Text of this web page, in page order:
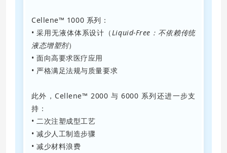
Cellene™ 1000 系列：
• 采用无液体体系设计（ Liquid-Free：不依赖传统
液态增塑剂）
• 面向高要求医疗应用
• 严格满足法规与质量要求
此外，Cellene™ 2000 与 6000 系列还进一步支
持：
• 二次注塑成型工艺
• 减少人工制造步骤
• 减少材料浪费